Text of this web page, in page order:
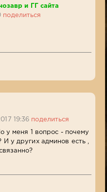
и ГГ сайта
поделиться
19:36 поделиться
у меня 1 вопрос - почему
у других админов есть ,